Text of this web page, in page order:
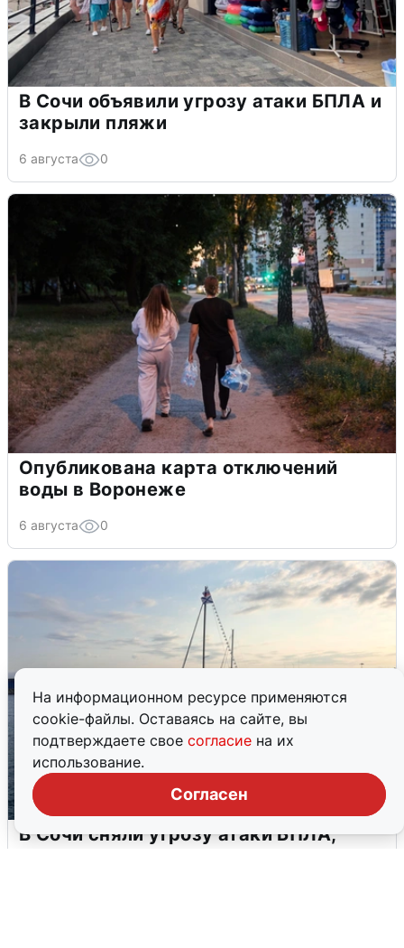
На информационном ресурсе применяются
cookie-файлы. Оставаясь на сайте, вы
подтверждаете свое согласие на их
использование.
Согласен
В Сочи объявили угрозу атаки БПЛА и
закрыли пляжи
6 августа 0
Опубликована карта отключений
воды в Воронеже
6 августа 0
В Сочи сняли угрозу атаки БПЛА,